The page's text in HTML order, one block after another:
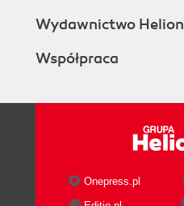
Wydawnictwo Helion
Współpraca
Onepress.pl